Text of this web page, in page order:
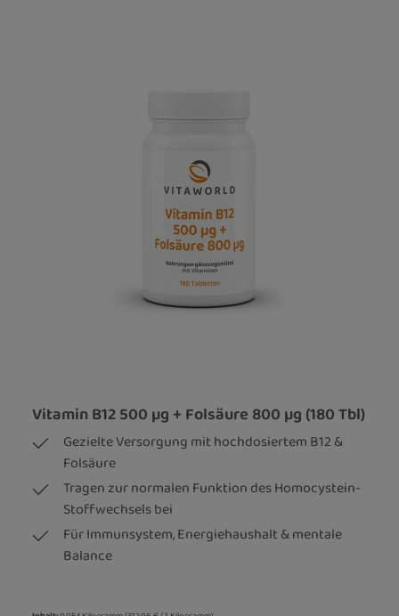
Vitamin B12 500 µg + Folsäure 800 µg (180 Tbl)
Gezielte Versorgung mit hochdosiertem B12 &
Folsäure
Tragen zur normalen Funktion des Homocystein-
Stoffwechsels bei
Für Immunsystem, Energiehaushalt & mentale
Balance